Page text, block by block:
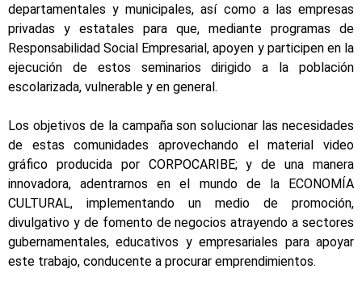
departamentales y municipales, así como a las empresas
privadas y estatales para que, mediante programas de
Responsabilidad Social Empresarial, apoyen y participen en la
ejecución de estos seminarios dirigido a la población
escolarizada, vulnerable y en general.
Los objetivos de la campaña son solucionar las necesidades
de estas comunidades aprovechando el material video
gráfico producida por CORPOCARIBE; y de una manera
innovadora, adentrarnos en el mundo de la ECONOMÍA
CULTURAL, implementando un medio de promoción,
divulgativo y de fomento de negocios atrayendo a sectores
gubernamentales, educativos y empresariales para apoyar
este trabajo, conducente a procurar emprendimientos.